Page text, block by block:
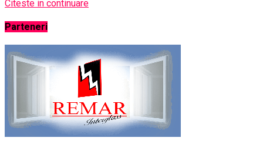
Citeste in continuare
Parteneri